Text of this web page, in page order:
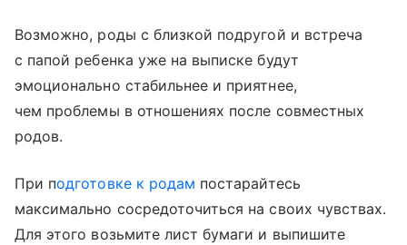
Возможно, роды с близкой подругой и встреча
с папой ребенка уже на выписке будут
эмоционально стабильнее и приятнее,
чем проблемы в отношениях после совместных
родов.
При подготовке к родам постарайтесь
максимально сосредоточиться на своих чувствах.
Для этого возьмите лист бумаги и выпишите